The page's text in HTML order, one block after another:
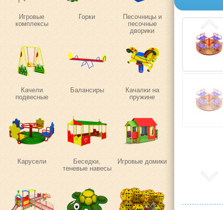
Игровые
комплексы
Горки
Песочницы и
песочные
дворики
Качели
подвесные
Балансиры
Качалки на
пружине
Карусели
Беседки,
теневые навесы
Игровые домики